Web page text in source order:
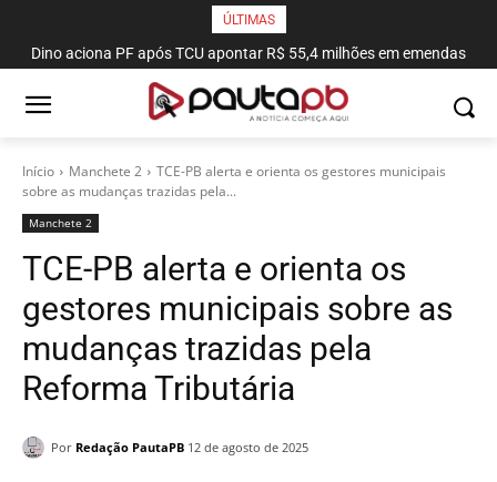
ÚLTIMAS
Dino aciona PF após TCU apontar R$ 55,4 milhões em emendas
suspeitas
Início Manchete 2
TCE-PB alerta e orienta os gestores municipais
sobre as mudanças trazidas pela...
Manchete 2
TCE-PB alerta e orienta os
gestores municipais sobre as
mudanças trazidas pela
Reforma Tributária
Por Redação PautaPB 12 de agosto de 2025